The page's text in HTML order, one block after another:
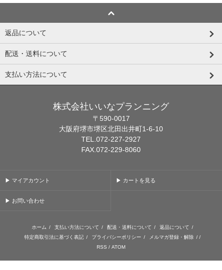
返品について
配送・送料について
支払い方法について
株式会社いいなプランニング
〒590-0017
大阪府堺市堺区北田出井町1-6-10
TEL.072-227-2927
FAX.072-229-8060
▶ マイアカウント ▶ カートを見る
▶ お問い合わせ
ホーム / 支払い方法について / 配送・送料について / 返品について /
特定商取引法に基づく表記 / プライバシーポリシー / メルマガ登録・解除 / /
RSS / ATOM